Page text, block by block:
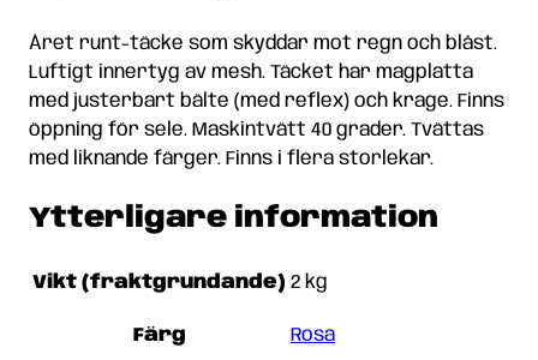
Året runt-täcke som skyddar mot regn och blåst.
Luftigt innertyg av mesh. Täcket har magplatta
med justerbart bälte (med reflex) och krage. Finns
öppning för sele. Maskintvätt 40 grader. Tvättas
med liknande färger. Finns i flera storlekar.
Ytterligare information
Vikt (fraktgrundande) 2 kg
Färg Rosa